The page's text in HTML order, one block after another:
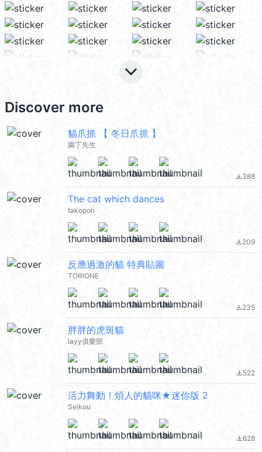
keyboard_arrow_down
Discover more
貓爪抓 【 冬日爪抓 】
園丁先生
file_download388
The cat which dances
takopon
file_download209
反應過激的貓 特典貼圖
TORIONE
file_download235
胖胖的虎斑貓
layy俱樂部
file_download522
活力舞動！煩人的貓咪★迷你版 2
Seikou
file_download628